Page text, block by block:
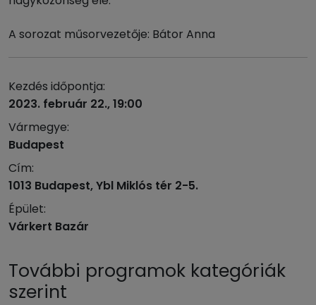
A sorozat műsorvezetője: Bátor Anna
Kezdés időpontja:
2023. február 22., 19:00
Vármegye:
Budapest
Cím:
1013 Budapest, Ybl Miklós tér 2-5.
Épület:
Várkert Bazár
További programok kategóriák
szerint